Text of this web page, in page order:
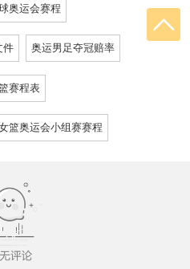
奥运会赛程
件 奥运男足夺冠赔率
赛程表
篮奥运会小组赛赛程